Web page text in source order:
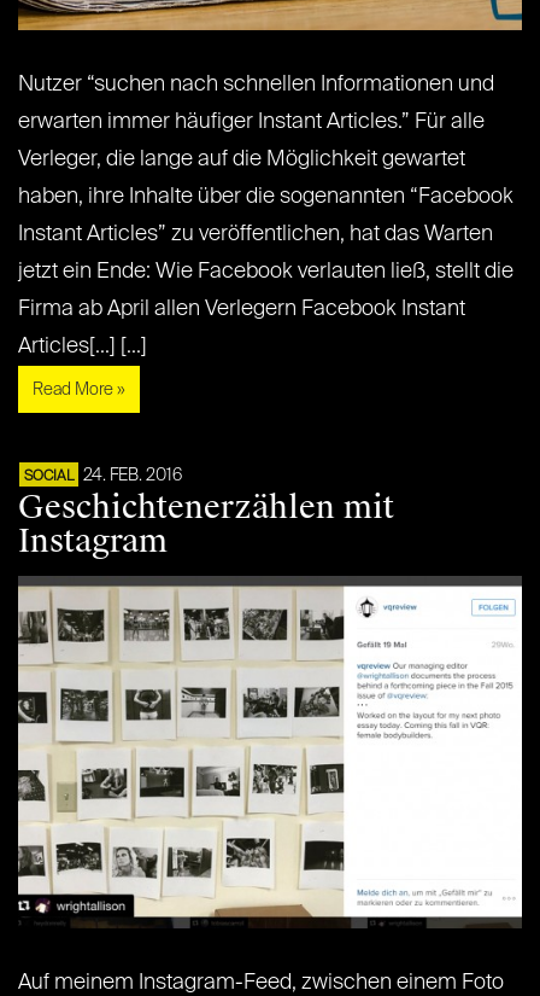
Nutzer “suchen nach schnellen Informationen und
erwarten immer häufiger Instant Articles.” Für alle
Verleger, die lange auf die Möglichkeit gewartet
haben, ihre Inhalte über die sogenannten “Facebook
Instant Articles” zu veröffentlichen, hat das Warten
jetzt ein Ende: Wie Facebook verlauten ließ, stellt die
Firma ab April allen Verlegern Facebook Instant
Articles[...] [...]
Read More »
SOCIAL 24. FEB. 2016
Geschichtenerzählen mit
Instagram
Auf meinem Instagram-Feed, zwischen einem Foto